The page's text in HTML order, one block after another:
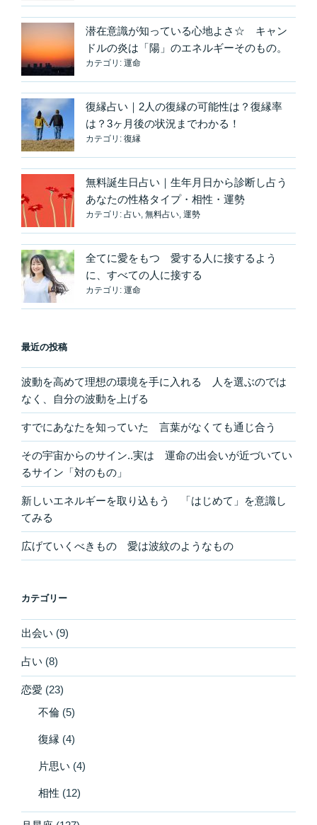
潜在意識が知っている心地よさ☆ キャン
ドルの炎は「陽」のエネルギーそのもの。
カテゴリ: 運命
復縁占い｜2人の復縁の可能性は？復縁率
は？3ヶ月後の状況までわかる！
カテゴリ: 復縁
無料誕生日占い｜生年月日から診断し占う
あなたの性格タイプ・相性・運勢
カテゴリ: 占い, 無料占い, 運勢
全てに愛をもつ 愛する人に接するよう
に、すべての人に接する
カテゴリ: 運命
最近の投稿
波動を高めて理想の環境を手に入れる 人を選ぶのでは
なく、自分の波動を上げる
すでにあなたを知っていた 言葉がなくても通じ合う
その宇宙からのサイン..実は 運命の出会いが近づいてい
るサイン「対のもの」
新しいエネルギーを取り込もう 「はじめて」を意識し
てみる
広げていくべきもの 愛は波紋のようなもの
カテゴリー
出会い (9)
占い (8)
恋愛 (23)
不倫 (5)
復縁 (4)
片思い (4)
相性 (12)